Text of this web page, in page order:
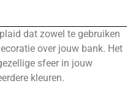
dat zowel te gebruiken
over jouw bank. Het
sfeer in jouw
kleuren.